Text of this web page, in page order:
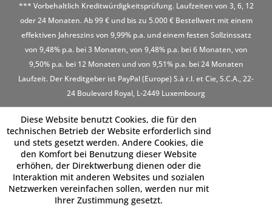
*** Vorbehaltlich Kreditwürdigkeitsprüfung. Laufzeiten von 3, 6, 12
oder 24 Monaten. Ab 99 € und bis zu 5.000 € Bestellwert mit einem
effektiven Jahreszins von 9,99% p.a. und einem festen Sollzinssatz
von 9,48% p.a. bei 3 Monaten, von 9,48% p.a. bei 6 Monaten, von
9,50% p.a. bei 12 Monaten und von 9,51% p.a. bei 24 Monaten
Laufzeit. Der Kreditgeber ist PayPal (Europe) S.à r.l. et Cie, S.C.A., 22-
24 Boulevard Royal, L-2449 Luxembourg
Diese Website benutzt Cookies, die für den
technischen Betrieb der Website erforderlich sind
und stets gesetzt werden. Andere Cookies, die
den Komfort bei Benutzung dieser Website
erhöhen, der Direktwerbung dienen oder die
Interaktion mit anderen Websites und sozialen
Netzwerken vereinfachen sollen, werden nur mit
Ihrer Zustimmung gesetzt.